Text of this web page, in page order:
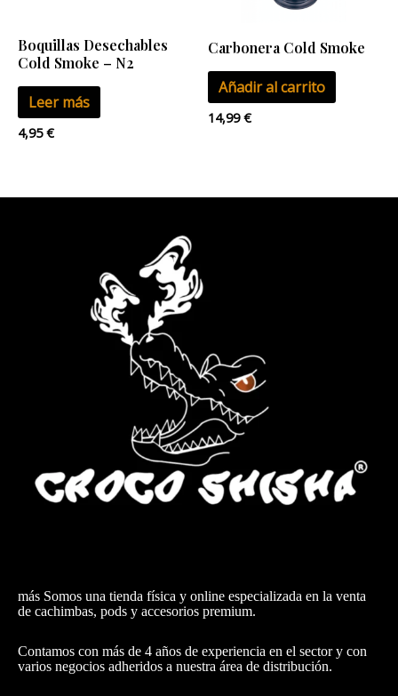
Boquillas Desechables
Cold Smoke – N2
Leer más
4,95€
Carbonera Cold Smoke
Añadir al carrito
14,99€
más Somos una tienda física y online especializada en la venta
de cachimbas, pods y accesorios premium.
Contamos con más de 4 años de experiencia en el sector y con
varios negocios adheridos a nuestra área de distribución.